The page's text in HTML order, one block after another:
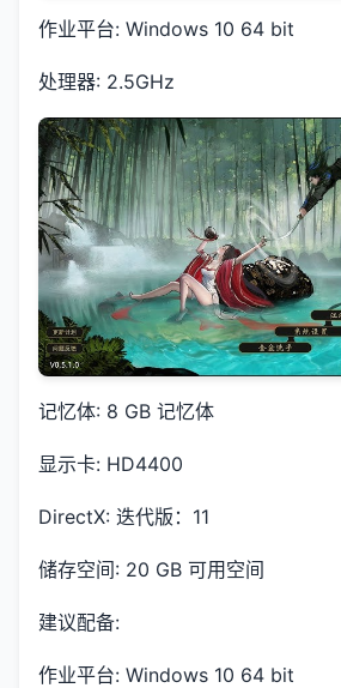
作业平台: Windows 10 64 bit
处理器: 2.5GHz
记忆体: 8 GB 记忆体
显示卡: HD4400
DirectX: 迭代版：11
储存空间: 20 GB 可用空间
建议配备:
作业平台: Windows 10 64 bit